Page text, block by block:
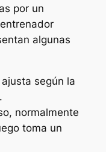
por un
algunas
según la
normalmente
toma un